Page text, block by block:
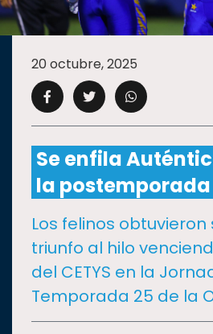
ACADEMIA
CAMPUS UANL
CULTURA
DEPORTES
I+D+IEXPERTOS
SALUD
20 octubre, 2025
Se enfila
la postemporada
Los felinos
triunfo al hilo
del CETYS en la
Temporada 25 de la